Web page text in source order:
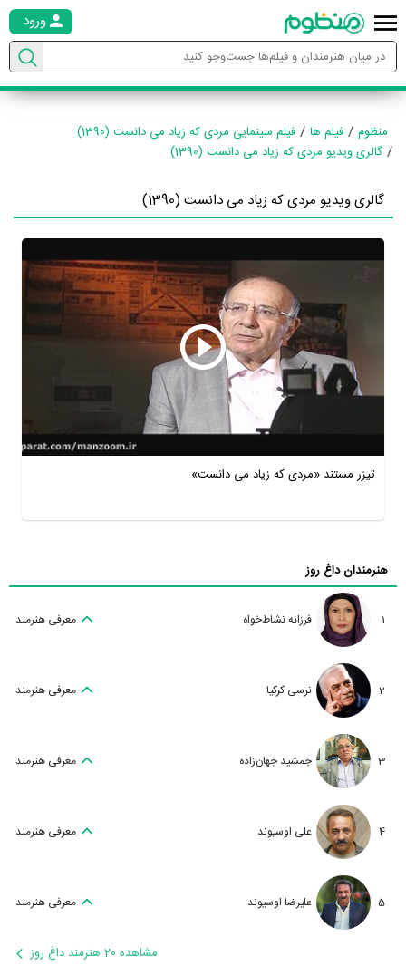
ورود
منظوم فیلم ها
فیلم سینمایی مردی که زیاد می دانست (1390)
گالری ویدیو مردی که زیاد می دانست (1390)
گالری ویدیو مردی که زیاد می دانست (1390)
تیزر مستند «مردی که زیاد می دانست»
هنرمندان داغ روز
1 فرزانه نشاط‌خواه معرفی هنرمند
2 نرسی کرکیا معرفی هنرمند
3 جمشید جهان‌زاده معرفی هنرمند
4 علی اوسیوند معرفی هنرمند
5 علیرضا اوسیوند معرفی هنرمند
مشاهده 20 هنرمند داغ روز